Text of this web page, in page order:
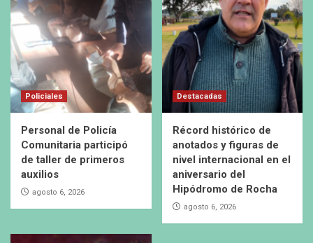
Policiales
Personal de Policía
Comunitaria participó
de taller de primeros
auxilios
agosto 6, 2026
Destacadas
Récord histórico de
anotados y figuras de
nivel internacional en el
aniversario del
Hipódromo de Rocha
agosto 6, 2026